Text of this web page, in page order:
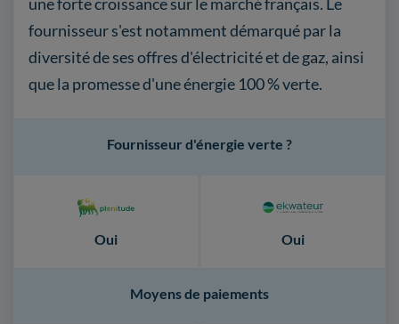
fournisseur s'est notamment démarqué par la
diversité de ses offres d'électricité et de gaz, ainsi
que la promesse d'une énergie 100 % verte.
Oui
Fournisseur d'énergie verte ?
Oui
Moyens de paiements